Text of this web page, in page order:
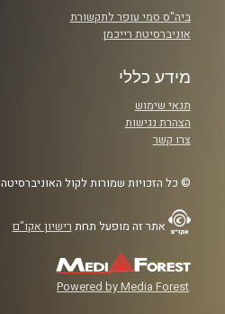
ביה"ס סמי עופר לתקשורת
אוניברסיטת רייכמן
מידע כללי
תנאי שימוש
הצהרת נגישות
צרו קשר
© כל הזכויות שמורות לקול האוניברסיטה
אתר זה מופעל תחת רישיון אקו"ם
Powered by Media Forest